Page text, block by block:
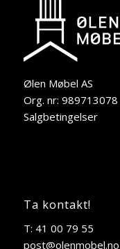
Ølen Møbel AS
Org. nr: 989713078
Salgbetingelser
Ta kontakt!
T: 41 00 79 55
post@olenmobel.no